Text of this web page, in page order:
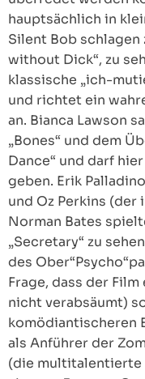
hauptsächlich in
Silent Bob schlagen
without Dick“, zu
klassische „ich-
und richtet ein
an. Bianca Lawson
„Bones“ und dem
Dance“ und darf
geben. Erik
und Oz Perkins (der
Norman Bates
„Secretary“ zu
des
Frage, dass der
nicht verabsäumt)
komödiantischeren
als Anführer der
(die multitalentierte